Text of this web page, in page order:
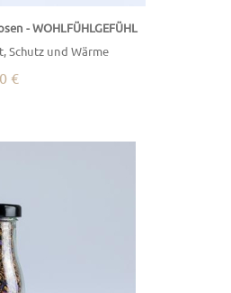
- WOHLFÜHLGEFÜHL
Schutz und Wärme
€